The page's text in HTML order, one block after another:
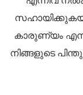
കാരുണ്യം
നിങ്ങളുടെ